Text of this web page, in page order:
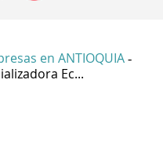
en ANTIOQUIA -
Ec...